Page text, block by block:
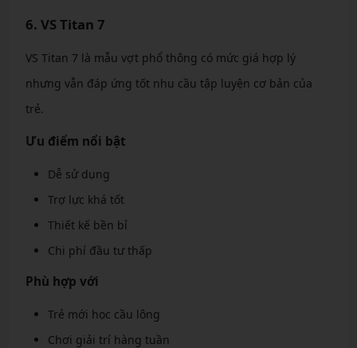
6. VS Titan 7
VS Titan 7 là mẫu vợt phổ thông có mức giá hợp lý
nhưng vẫn đáp ứng tốt nhu cầu tập luyện cơ bản của
trẻ.
Ưu điểm nổi bật
Dễ sử dụng
Trợ lực khá tốt
Thiết kế bền bỉ
Chi phí đầu tư thấp
Phù hợp với
Trẻ mới học cầu lông
Chơi giải trí hàng tuần